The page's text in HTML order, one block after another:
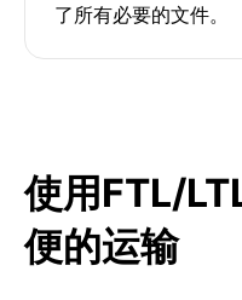
了所有必要的文件。
使用FTL/
便的运输